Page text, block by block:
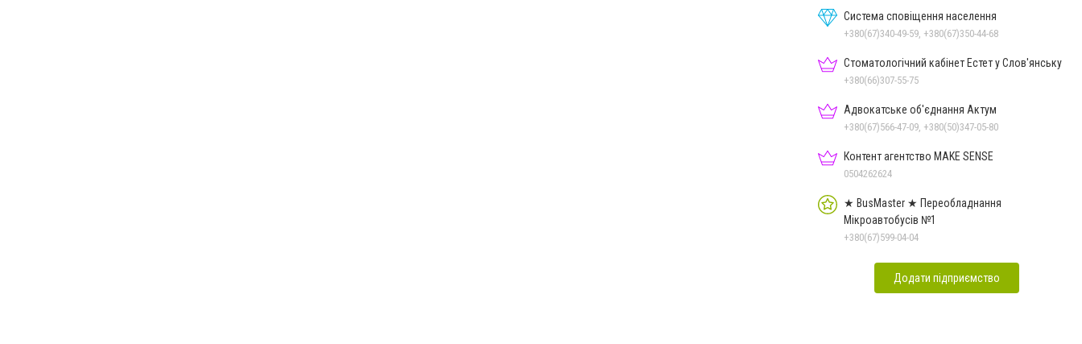
Система сповіщення населення
+380(67)340-49-59, +380(67)350-44-68
Стоматологічний кабінет Естет у Слов'янську
+380(66)307-55-75
Адвокатське об'єднання Актум
+380(67)566-47-09, +380(50)347-05-80
Контент агентство MAKE SENSE
0504262624
★ BusMaster ★ Переобладнання
Мікроавтобусів №1
+380(67)599-04-04
Додати підприємство